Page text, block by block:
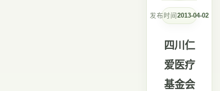
发布时间2013-04-02
四川仁
爱医疗
基金会